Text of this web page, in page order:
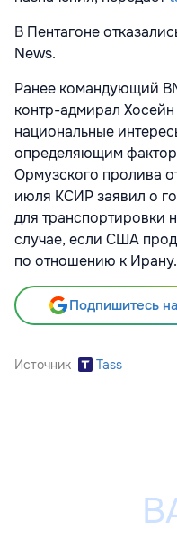
В Пентагоне
News.
Ранее командующий
контр-адмирал
национальные
определяющим
Ормузского пролива
июля КСИР заявил о
для транспортировки
случае, если США
по отношению к Ирану.
Подпишитесь
Источник Tass